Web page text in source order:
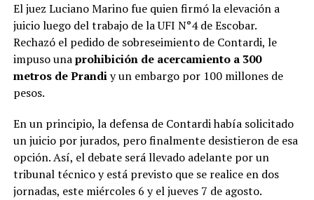
El juez Luciano Marino fue quien firmó la elevación a
juicio luego del trabajo de la UFI N°4 de Escobar.
Rechazó el pedido de sobreseimiento de Contardi, le
impuso unaprohibición de acercamiento a 300
metros de Prandiy un embargo por 100 millones de
pesos.
En un principio, la defensa de Contardi había solicitado
un juicio por jurados, pero finalmente desistieron de esa
opción. Así, el debate será llevado adelante por un
tribunal técnico y está previsto que se realice en dos
jornadas, este miércoles 6 y el jueves 7 de agosto.